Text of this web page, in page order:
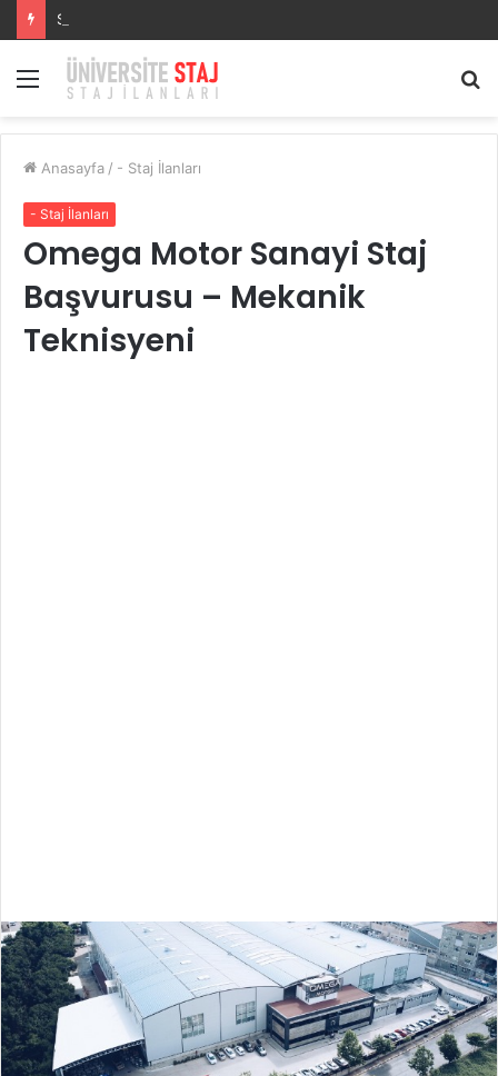
Staj Başvurusu –
Menü
Anasayfa / - Staj İlanları
- Staj İlanları
Omega Motor Sanayi Staj
Başvurusu – Mekanik
Teknisyeni